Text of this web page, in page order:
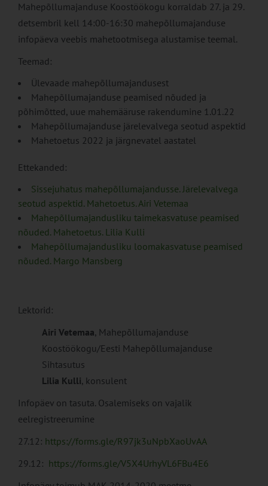
Mahepõllumajanduse Koostöökogu korraldab 27. ja 29.
detsembril kell 14:00-16:30 mahepõllumajanduse
infopäeva veebis mahetootmisega alustamise teemal.
Teemad:
Ülevaade mahepõllumajandusest
Mahepõllumajanduse peamised nõuded ja
põhimõtted, uue mahemääruse rakendumine 1.01.22
Mahepõllumajanduse järelevalvega seotud aspektid
Mahetoetus 2022 ja järgnevatel aastatel
Ettekanded:
Sissejuhatus mahepõllumajandusse. Järelevalvega
seotud aspektid. Mahetoetus. Airi Vetemaa
Mahepõllumajandusliku taimekasvatuse peamised
nõuded. Mahetoetus. Lilia Kulli
Mahepõllumajandusliku loomakasvatuse peamised
nõuded. Margo Mansberg
Lektorid:
Airi Vetemaa, Mahepõllumajanduse
Koostöökogu/Eesti Mahepõllumajanduse
Sihtasutus
Lilia Kulli, konsulent
Infopäev on tasuta. Osalemiseks on vajalik
eelregistreerumine
27.12: https://forms.gle/R97jk3uNpbXaoUvAA
29.12: https://forms.gle/V5X4UrhyVL6FBu4E6